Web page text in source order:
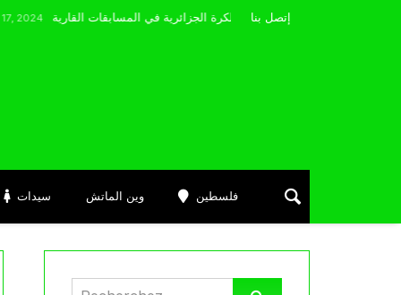
إتصل بنا
سيدات وين الماتش فلسطين